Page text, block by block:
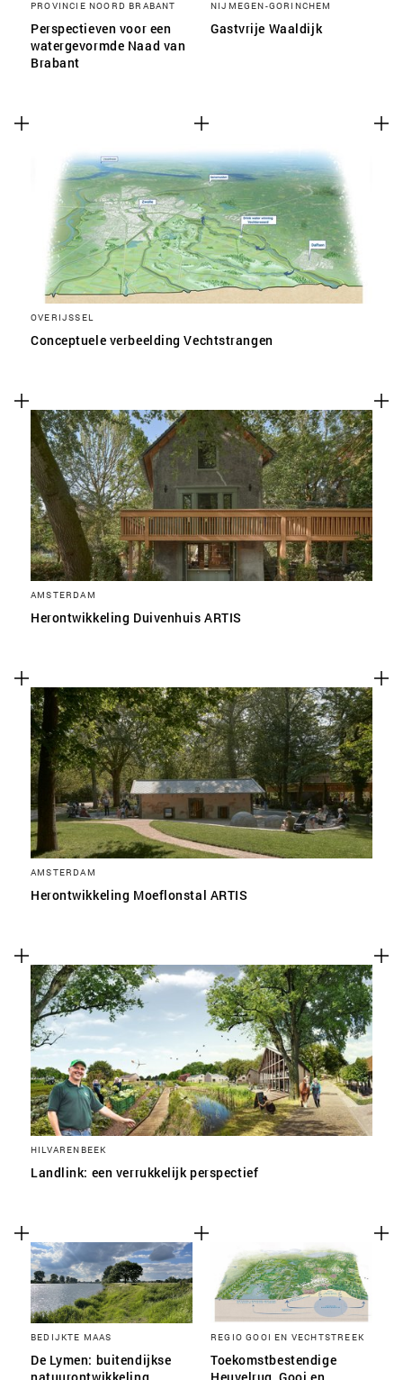
PROVINCIE NOORD BRABANT
Perspectieven voor een
watergevormde Naad van
Brabant
NIJMEGEN-GORINCHEM
Gastvrije Waaldijk
OVERIJSSEL
Conceptuele verbeelding Vechtstrangen
AMSTERDAM
Herontwikkeling Duivenhuis ARTIS
AMSTERDAM
Herontwikkeling Moeflonstal ARTIS
HILVARENBEEK
Landlink: een verrukkelijk perspectief
BEDIJKTE MAAS
De Lymen: buitendijkse
REGIO GOOI EN VECHTSTREEK
Toekomstbestendige